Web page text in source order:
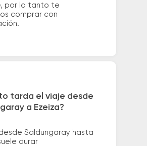
por lo tanto te
comprar con
tarda el viaje desde
a Ezeiza?
Saldungaray hasta
durar